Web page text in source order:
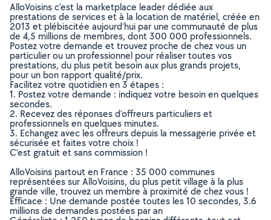
AlloVoisins c’est la marketplace leader dédiée aux
prestations de services et à la location de matériel, créée en
2013 et plébiscitée aujourd’hui par une communauté de plus
de 4,5 millions de membres, dont 300 000 professionnels.
Postez votre demande et trouvez proche de chez vous un
particulier ou un professionnel pour réaliser toutes vos
prestations, du plus petit besoin aux plus grands projets,
pour un bon rapport qualité/prix.
Facilitez votre quotidien en 3 étapes :
1. Postez votre demande : indiquez votre besoin en quelques
secondes.
2. Recevez des réponses d’offreurs particuliers et
professionnels en quelques minutes.
3. Echangez avec les offreurs depuis la messagerie privée et
sécurisée et faites votre choix !
C’est gratuit et sans commission !
AlloVoisins partout en France : 35 000 communes
représentées sur AlloVoisins, du plus petit village à la plus
grande ville, trouvez un membre à proximité de chez vous !
Efficace : Une demande postée toutes les 10 secondes, 3.6
millions de demandes postées par an